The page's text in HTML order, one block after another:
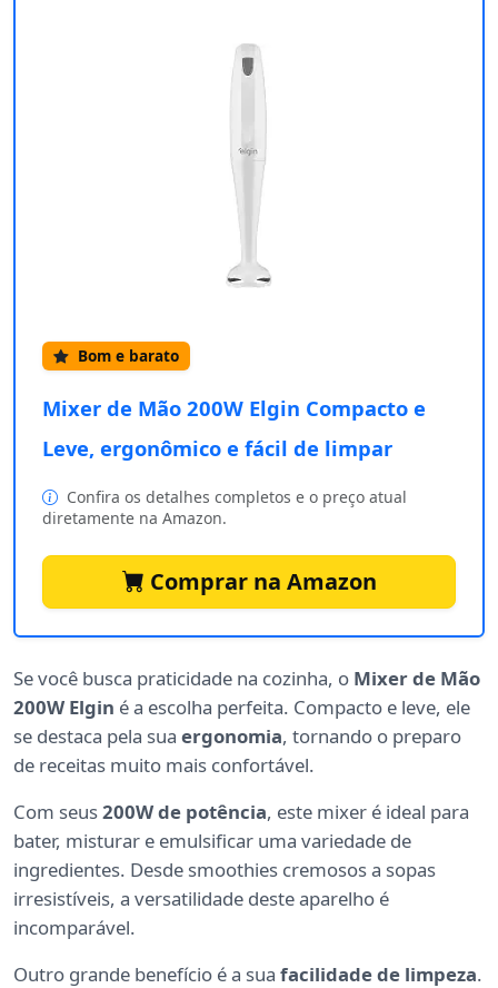
Bom e barato
Mixer de Mão 200W Elgin Compacto e
Leve, ergonômico e fácil de limpar
Confira os detalhes completos e o preço atual
diretamente na Amazon.
Comprar na Amazon
Se você busca praticidade na cozinha, o Mixer de Mão
200W Elgin é a escolha perfeita. Compacto e leve, ele
se destaca pela sua ergonomia, tornando o preparo
de receitas muito mais confortável.
Com seus200W de potência, este mixer é ideal para
bater, misturar e emulsificar uma variedade de
ingredientes. Desde smoothies cremosos a sopas
irresistíveis, a versatilidade deste aparelho é
incomparável.
Outro grande benefício é a sua facilidade de limpeza.